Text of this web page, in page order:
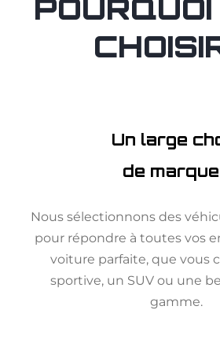
Un large
de
Nous sélectionnons des
pour répondre à toutes vos
voiture parfaite, que vous
sportive, un SUV ou une
gamme.